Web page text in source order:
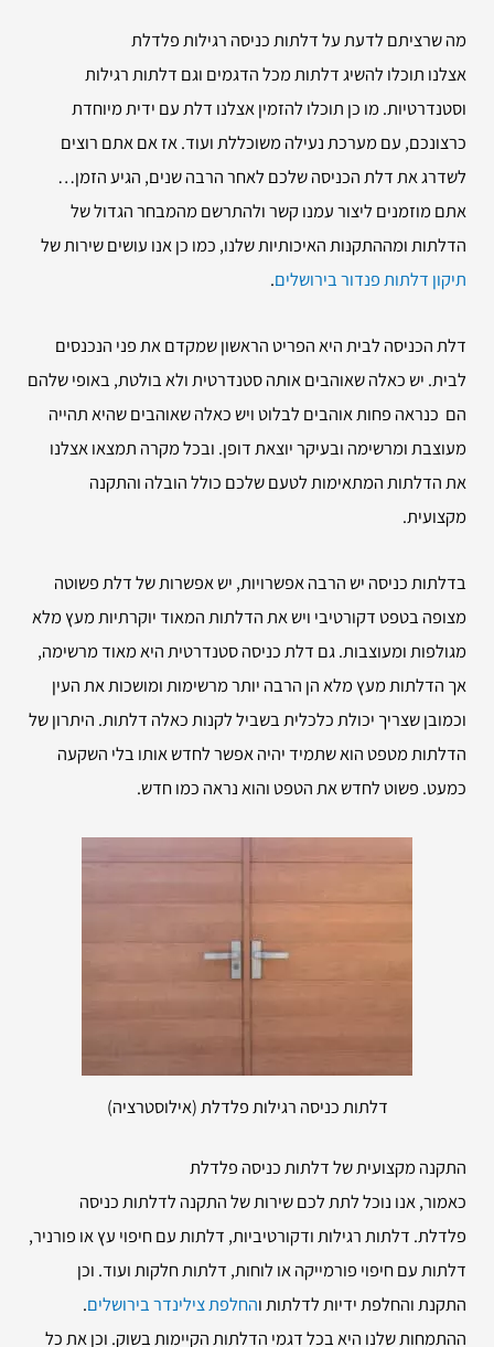
מה שרציתם לדעת על דלתות כניסה רגילות פלדלת
אצלנו תוכלו להשיג דלתות מכל הדגמים וגם דלתות רגילות
וסטנדרטיות. מו כן תוכלו להזמין אצלנו דלת עם ידית מיוחדת
כרצונכם, עם מערכת נעילה משוכללת ועוד. אז אם אתם רוצים
לשדרג את דלת הכניסה שלכם לאחר הרבה שנים, הגיע הזמן…
אתם מוזמנים ליצור עמנו קשר ולהתרשם מהמבחר הגדול של
הדלתות ומההתקנות האיכותיות שלנו, כמו כן אנו עושים שירות של
תיקון דלתות פנדור בירושלים.
דלת הכניסה לבית היא הפריט הראשון שמקדם את פני הנכנסים
לבית. יש כאלה שאוהבים אותה סטנדרטית ולא בולטת, באופי שלהם
הם כנראה פחות אוהבים לבלוט ויש כאלה שאוהבים שהיא תהייה
מעוצבת ומרשימה ובעיקר יוצאת דופן. ובכל מקרה תמצאו אצלנו
את הדלתות המתאימות לטעם שלכם כולל הובלה והתקנה
מקצועית.
בדלתות כניסה יש הרבה אפשרויות, יש אפשרות של דלת פשוטה
מצופה בטפט דקורטיבי ויש את הדלתות המאוד יוקרתיות מעץ מלא
מגולפות ומעוצבות. גם דלת כניסה סטנדרטית היא מאוד מרשימה,
אך הדלתות מעץ מלא הן הרבה יותר מרשימות ומושכות את העין
וכמובן שצריך יכולת כלכלית בשביל לקנות כאלה דלתות. היתרון של
הדלתות מטפט הוא שתמיד יהיה אפשר לחדש אותו בלי השקעה
כמעט. פשוט לחדש את הטפט והוא נראה כמו חדש.
דלתות כניסה רגילות פלדלת (אילוסטרציה)
התקנה מקצועית של דלתות כניסה פלדלת
כאמור, אנו נוכל לתת לכם שירות של התקנה לדלתות כניסה
פלדלת. דלתות רגילות ודקורטיביות, דלתות עם חיפוי עץ או פורניר,
דלתות עם חיפוי פורמייקה או לוחות, דלתות חלקות ועוד. וכן
התקנת והחלפת ידיות לדלתות והחלפת צילינדר בירושלים.
ההתמחות שלנו היא בכל דגמי הדלתות הקיימות בשוק. וכן את כל